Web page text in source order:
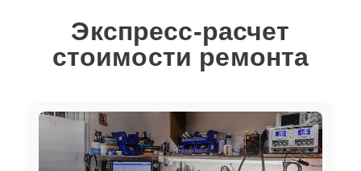
Экспресс-расчет
стоимости ремонта